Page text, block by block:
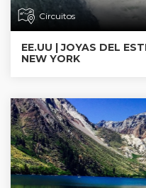
Circuitos
EE.UU | JOYAS DEL
NEW YORK